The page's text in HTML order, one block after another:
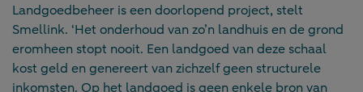
Landgoedbeheer is een doorlopend project, stelt
Smellink. ‘Het onderhoud van zo’n landhuis en de grond
eromheen stopt nooit. Een landgoed van deze schaal
kost geld en genereert van zichzelf geen structurele
inkomsten. Op het landgoed is geen enkele bron van